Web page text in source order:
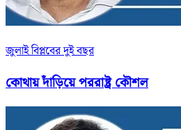
জুলাই বিপ্লবের দুই বছর
কোথায় দাঁড়িয়ে পররাষ্ট্র কৌশল